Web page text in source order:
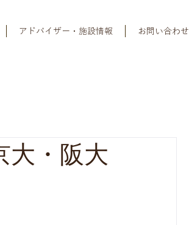
アドバイザー・施設情報 お問い合わせ
大・阪大